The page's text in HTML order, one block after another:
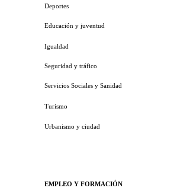
Deportes
Educación y juventud
Igualdad
Seguridad y tráfico
Servicios Sociales y Sanidad
Turismo
Urbanismo y ciudad
EMPLEO Y FORMACIÓN